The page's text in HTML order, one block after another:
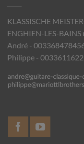
KLASSISCHE
ENGHIEN-LES-
André -
Philippe -